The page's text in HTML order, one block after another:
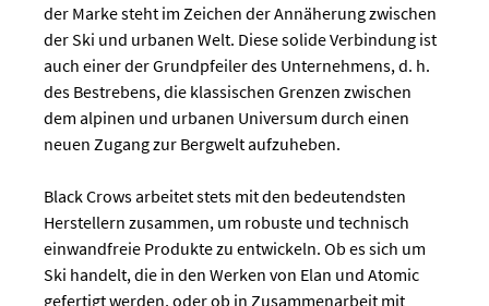
der Marke steht im Zeichen der Annäherung zwischen
der Ski und urbanen Welt. Diese solide Verbindung ist
auch einer der Grundpfeiler des Unternehmens, d. h.
des Bestrebens, die klassischen Grenzen zwischen
dem alpinen und urbanen Universum durch einen
neuen Zugang zur Bergwelt aufzuheben.
Black Crows arbeitet stets mit den bedeutendsten
Herstellern zusammen, um robuste und technisch
einwandfreie Produkte zu entwickeln. Ob es sich um
Ski handelt, die in den Werken von Elan und Atomic
gefertigt werden, oder ob in Zusammenarbeit mit